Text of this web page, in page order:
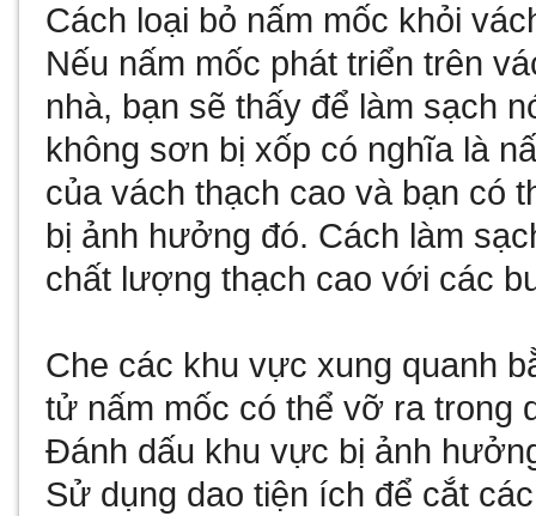
Cách loại bỏ nấm mốc khỏi
Nếu nấm mốc phát triển trên
nhà, bạn sẽ thấy để làm sạch
không sơn bị xốp có nghĩa là
của vách thạch cao và bạn có
bị ảnh hưởng đó. Cách làm
chất lượng thạch cao với các
Che các khu vực xung quanh
tử nấm mốc có thể vỡ ra trong
Đánh dấu khu vực bị ảnh
Sử dụng dao tiện ích để cắt